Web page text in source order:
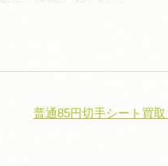
普通85円切手シート買